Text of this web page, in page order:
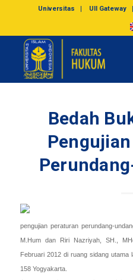
Universitas UII Gateway
Bedah
pengujian peraturan perundang-
M.Hum dan Riri Nazriyah, SH.,
Februari 2012 di ruang sidang
158 Yogyakarta.